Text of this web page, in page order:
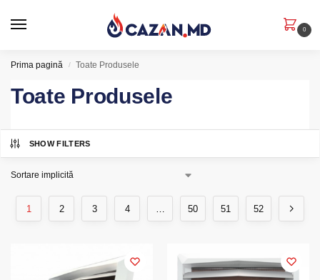
0
Prima pagină / Toate Produsele
Toate Produsele
SHOW FILTERS
1 2 3 4 … 50 51 52